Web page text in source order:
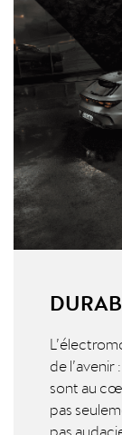
de
sont au
pas
pas